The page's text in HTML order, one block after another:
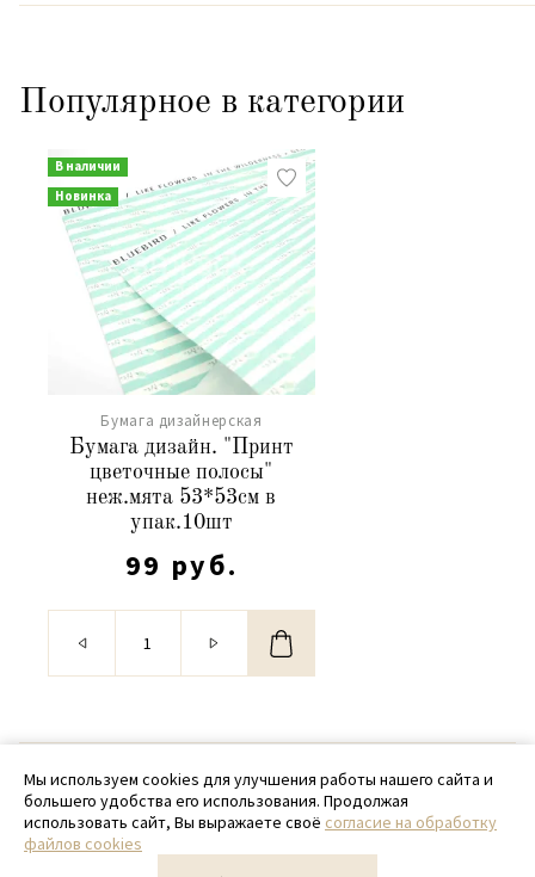
Популярное в категории
В наличии
Новинка
Бумага дизайнерская
Бумага дизайн. "Принт
цветочные полосы"
неж.мята 53*53см в
упак.10шт
99 руб.
© 2020 - 2026 SamPack
+ 7 (918) 699-97-87
zakaz@sampack.store
Мы используем cookies для улучшения работы нашего сайта и
большего удобства его использования. Продолжая
использовать сайт, Вы выражаете своё согласие на обработку
файлов cookies